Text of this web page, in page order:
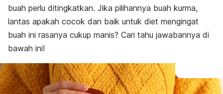
buah perlu ditingkatkan. Jika pilihannya buah kurma,
lantas apakah cocok dan baik untuk diet mengingat
buah ini rasanya cukup manis? Cari tahu jawabannya di
bawah ini!